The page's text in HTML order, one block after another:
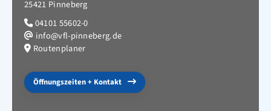
25421 Pinneberg
04101 55602-0
info@vfl-pinneberg.de
Routenplaner
Öffnungszeiten + Kontakt